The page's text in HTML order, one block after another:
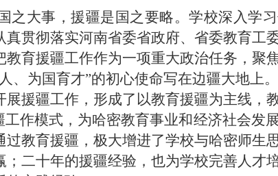
之大事，援疆是国之要略。学校深入学
贯彻落实河南省委省政府、省委教育工
育援疆工作作为一项重大政治任务，聚
、为国育才”的初心使命写在边疆大地上
援疆工作，形成了以教育援疆为主线，
作模式，为哈密教育事业和经济社会发
教育援疆，极大增进了学校与哈密师生
二十年的援疆经验，也为学校完善人才